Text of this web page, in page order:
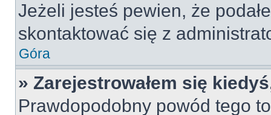
Jeżeli jesteś pewien, że
skontaktować się z
Góra
» Zarejestrowałem się
Prawdopodobny powód tego